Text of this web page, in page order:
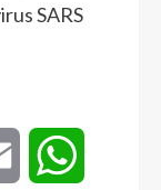
SARS
Email